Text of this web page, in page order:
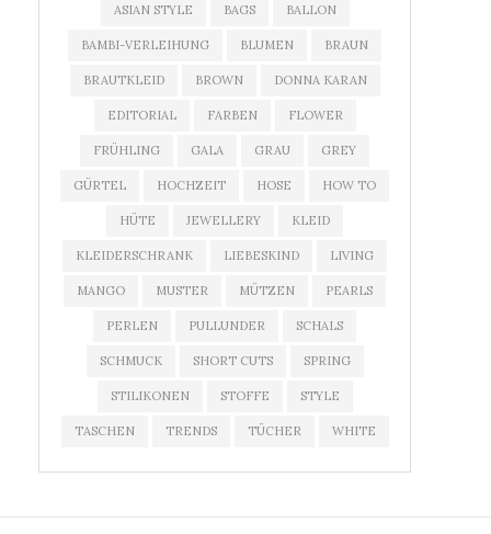
ASIAN STYLE BAGS BALLON
BAMBI-VERLEIHUNG BLUMEN BRAUN
BRAUTKLEID BROWN DONNA KARAN
EDITORIAL FARBEN FLOWER
FRÜHLING GALA GRAU GREY
GÜRTEL HOCHZEIT HOSE HOW TO
HÜTE JEWELLERY KLEID
KLEIDERSCHRANK LIEBESKIND LIVING
MANGO MUSTER MÜTZEN PEARLS
PERLEN PULLUNDER SCHALS
SCHMUCK SHORT CUTS SPRING
STILIKONEN STOFFE STYLE
TASCHEN TRENDS TÜCHER WHITE